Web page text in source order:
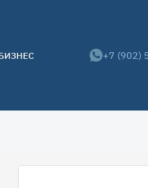
+7 (902)